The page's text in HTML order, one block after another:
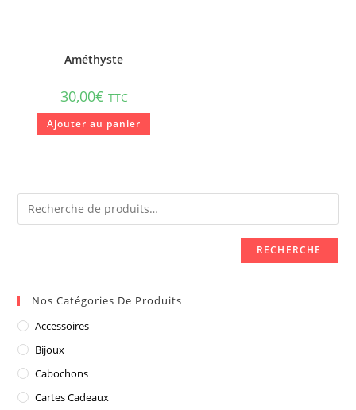
Améthyste
30,00€ TTC
Ajouter au panier
RECHERCHE
Nos Catégories De Produits
Accessoires
Bijoux
Cabochons
Cartes Cadeaux